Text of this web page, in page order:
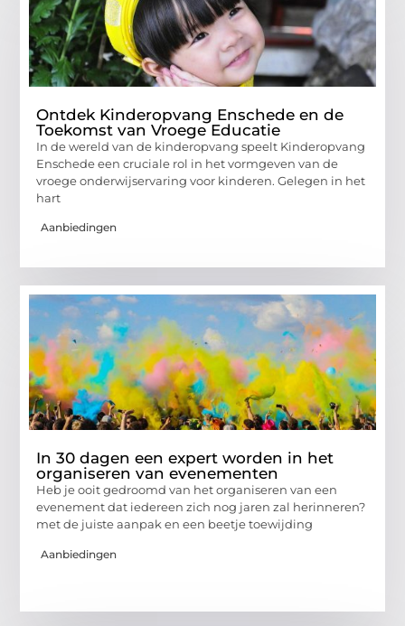
Ontdek Kinderopvang Enschede en de
Toekomst van Vroege Educatie
In de wereld van de kinderopvang speelt Kinderopvang
Enschede een cruciale rol in het vormgeven van de
vroege onderwijservaring voor kinderen. Gelegen in het
hart
Aanbiedingen
In 30 dagen een expert worden in het
organiseren van evenementen
Heb je ooit gedroomd van het organiseren van een
evenement dat iedereen zich nog jaren zal herinneren?
met de juiste aanpak en een beetje toewijding
Aanbiedingen